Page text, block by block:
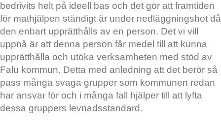
bedrivits helt på ideell bas och det gör att framtiden
för mathjälpen ständigt är under nedläggningshot då
den enbart upprätthålls av en person. Det vi vill
uppnå är att denna person får medel till att kunna
upprätthålla och utöka verksamheten med stöd av
Falu kommun. Detta med anledning att det berör så
pass många svaga grupper som kommunen redan
har ansvar för och i många fall hjälper till att lyfta
dessa gruppers levnadsstandard.